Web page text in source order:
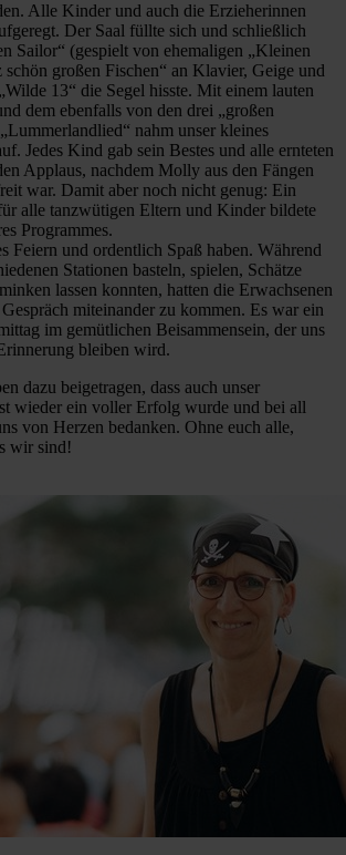
Alle Kinder und auch die Erzieherinnen
Der Saal füllte sich und schließlich
Sailor“ (gespielt von ehemaligen „Kleinen
schön großen Fischen“ an Klavier, Geige und
13“ die Segel hisste. Mit einem lauten
dem ebenfalls von den drei „großen
nahm unser kleines
Jedes Kind gab sein Bestes und alle ernteten
Applaus, nachdem Molly aus den Fängen
war. Damit aber noch nicht genug: Ein
alle tanzwütigen Eltern und Kinder bildete
Programmes.
Feiern und ordentlich Spaß haben. Während
Stationen basteln, spielen, Schätze
lassen konnten, hatten die Erwachsenen
miteinander zu kommen. Es war ein
im gemütlichen Beisammensein, der uns
bleiben wird.
dazu beigetragen, dass auch unser
wieder ein voller Erfolg wurde und bei all
von Herzen bedanken. Ohne euch alle,
wir sind!